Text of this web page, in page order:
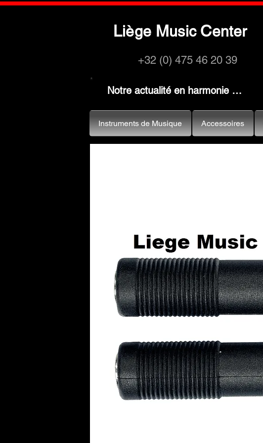
Liège Music Center
+32 (0) 475 46 20 39
Notre actualité en harmonie …
Instruments de Musique Accessoires